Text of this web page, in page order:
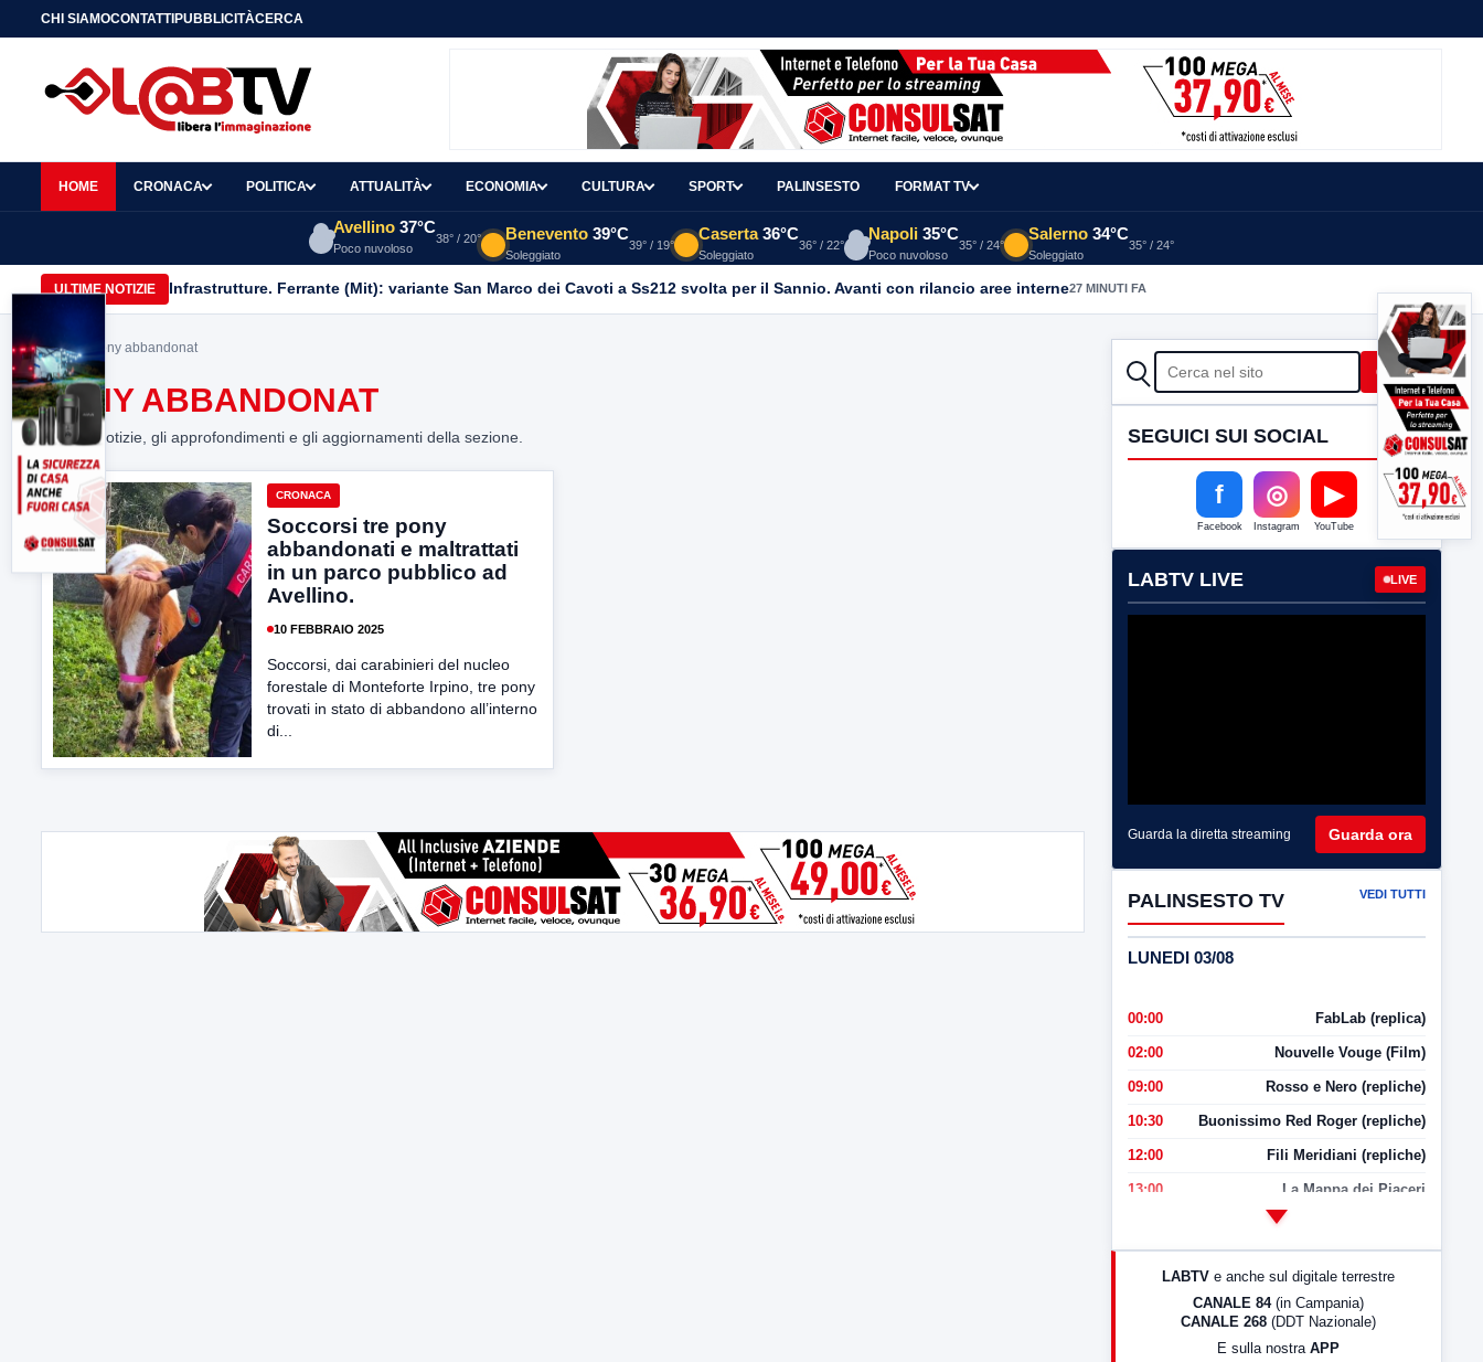
CHI SIAMOCONTATTIPUBBLICITÀCERCA
HOME CRONACA POLITICA ATTUALITÀ ECONOMIA CULTURA SPORT PALINSESTO FORMAT TV
Avellino 37°C
Poco nuvoloso
38° / 20° Benevento 39°C
Soleggiato
39° / 19°
Caserta 36°C
Soleggiato
36° / 22°
Napoli 35°C
Poco nuvoloso
35° / 24°
Salerno 34°C
Soleggiato
35° / 24°
ULTIME NOTIZIE Infrastrutture. Ferrante (Mit): variante San Marco dei Cavoti a Ss212 svolta per il Sannio. Avanti con rilancio aree interne27 MINUTI FA
Home> pony abbandonat
PONY ABBANDONAT
Tutte le notizie, gli approfondimenti e gli aggiornamenti della sezione.
CRONACA
Soccorsi tre pony
abbandonati e maltrattati
in un parco pubblico ad
Avellino.
10 FEBBRAIO 2025
Soccorsi, dai carabinieri del nucleo
forestale di Monteforte Irpino, tre pony
trovati in stato di abbandono all’interno
di...
CERCA Cerca
SEGUICI SUI SOCIAL
f
Facebook
◎
Instagram
▶
YouTube
LABTV LIVE LIVE
Guarda la diretta streaming Guarda ora
PALINSESTO TV VEDI TUTTI
LUNEDI 03/08
00:00 FabLab (replica)
02:00 Nouvelle Vouge (Film)
09:00 Rosso e Nero (repliche)
10:30 Buonissimo Red Roger (repliche)
12:00 Fili Meridiani (repliche)
13:00 La Mappa dei Piaceri
LabNews (Diretta)
LABTV e anche sul digitale terrestre
CANALE 84 (in Campania)
CANALE 268 (DDT Nazionale)
E sulla nostra APP